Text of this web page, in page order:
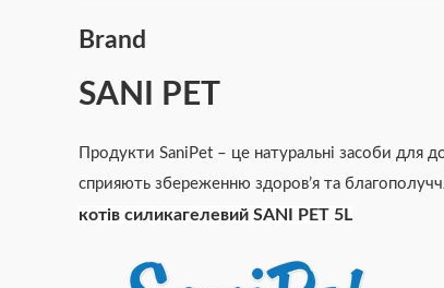
Brand
SANI PET
Продукти SaniPet – це натуральні засоби
сприяють збереженню здоров’я та
котів силикагелевий SANI PET 5L